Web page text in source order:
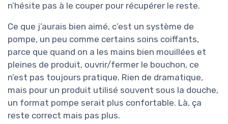
n’hésite pas à le couper pour récupérer le reste.
Ce que j’aurais bien aimé, c’est un système de
pompe, un peu comme certains soins coiffants,
parce que quand on a les mains bien mouillées et
pleines de produit, ouvrir/fermer le bouchon, ce
n’est pas toujours pratique. Rien de dramatique,
mais pour un produit utilisé souvent sous la douche,
un format pompe serait plus confortable. Là, ça
reste correct mais pas plus.